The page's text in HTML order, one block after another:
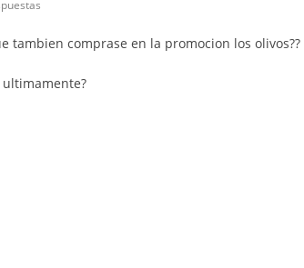
tambien comprase en la promocion los olivos??